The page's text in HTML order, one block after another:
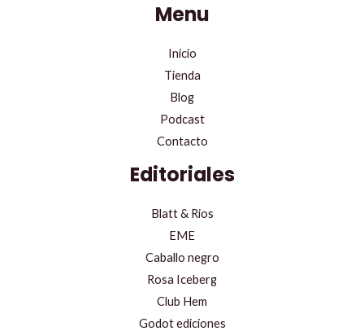
Menu
Inicio
Tienda
Blog
Podcast
Contacto
Editoriales
Blatt & Rios
EME
Caballo negro
Rosa Iceberg
Club Hem
Godot ediciones